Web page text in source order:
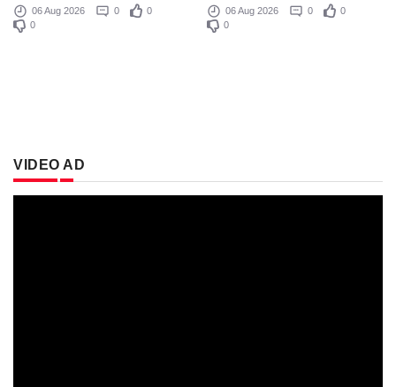
06 Aug 2026 0
0
0
06 Aug 2026 0
0
0
VIDEO AD